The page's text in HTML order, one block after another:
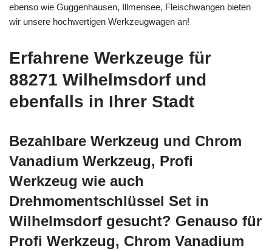
ebenso wie Guggenhausen, Illmensee, Fleischwangen bieten
wir unsere hochwertigen Werkzeugwagen an!
Erfahrene Werkzeuge für
88271 Wilhelmsdorf und
ebenfalls in Ihrer Stadt
Bezahlbare Werkzeug und Chrom
Vanadium Werkzeug, Profi
Werkzeug wie auch
Drehmomentschlüssel Set in
Wilhelmsdorf gesucht? Genauso für
Profi Werkzeug, Chrom Vanadium